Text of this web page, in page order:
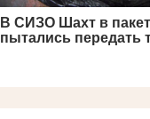
В СИЗО Шахт в
пытались передать